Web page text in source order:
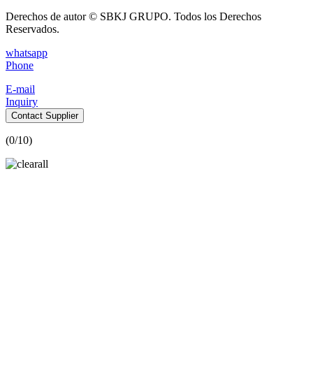
Derechos de autor © SBKJ GRUPO. Todos los Derechos
Reservados.
whatsapp
Phone
E-mail
Inquiry
Contact Supplier
(0/10)